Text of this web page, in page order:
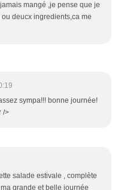
mangé ,je pense que je
deucx ingredients,ca me
sympa!!! bonne journée!
/>
salade estivale , complète
grande et belle journée